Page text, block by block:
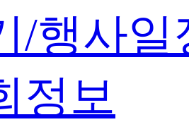
/행사일
정보